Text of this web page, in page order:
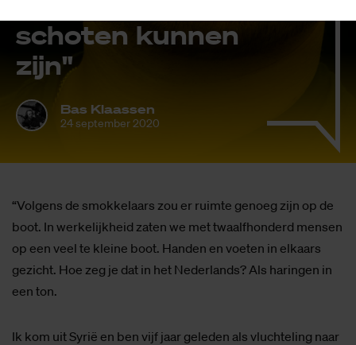
scho­ten kun­nen
zijn"
Bas Klaassen
24 september 2020
“Volgens de smokkelaars zou er ruimte genoeg zijn op de
boot. In werkelijkheid zaten we met twaalfhonderd mensen
op een veel te kleine boot. Handen en voeten in elkaars
gezicht. Hoe zeg je dat in het Nederlands? Als haringen in
een ton.
Ik kom uit Syrië en ben vijf jaar geleden als vluchteling naar